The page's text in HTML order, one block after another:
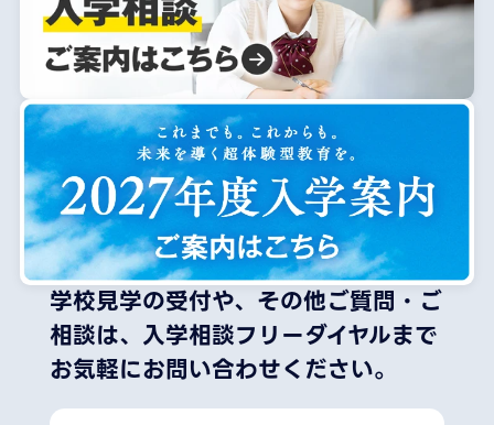
学校見学の受付や、その他ご質問・ご
相談は、 入学相談フリーダイヤルまで
お気軽にお問い合わせください。